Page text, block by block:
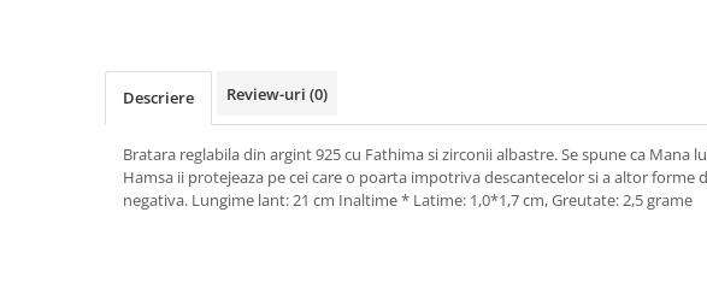
Descriere Review-uri (0)
Bratara reglabila din argint 925 cu Fathima si zirconii albastre. Se spune ca Mana
Hamsa ii protejeaza pe cei care o poarta impotriva descantecelor si a altor forme
negativa. Lungime lant: 21 cm Inaltime * Latime: 1,0*1,7 cm, Greutate: 2,5 grame